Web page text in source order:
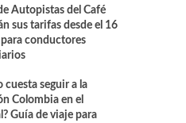
Autopistas del Café
sus tarifas desde el 16
conductores
cuesta seguir a la
Colombia en el
Guía de viaje para